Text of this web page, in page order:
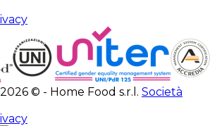
© - Home Food s.r.l. Società